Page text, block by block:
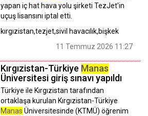
yapan iç hat hava yolu şirketi TezJet'in
uçuş lisansını iptal etti.
kırgızistan,tezjet,sivil havacılık,bişkek
11 Temmuz 2026 11:27
Kırgızistan-Türkiye Manas
Üniversitesi giriş sınavı yapıldı
Türkiye ile Kırgızistan tarafından
ortaklaşa kurulan Kırgızistan-Türkiye
Manas Üniversitesinde (KTMÜ) öğrenim